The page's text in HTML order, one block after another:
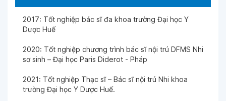
2017: Tốt nghiệp bác sĩ đa khoa trường Đại học Y
Dược Huế
2020: Tốt nghiệp chương trình bác sĩ nội trú DFMS Nhi
sơ sinh – Đại học Paris Diderot - Pháp
2021: Tốt nghiệp Thạc sĩ – Bác sĩ nội trú Nhi khoa
trường Đại học Y Dược Huế.
Ngày 13-04-2026